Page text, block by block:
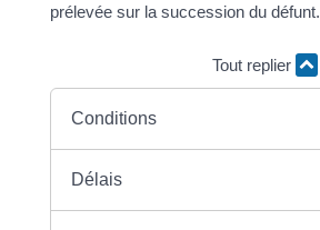
prélevée sur la succession du défunt.
Tout replier
Conditions
Délais